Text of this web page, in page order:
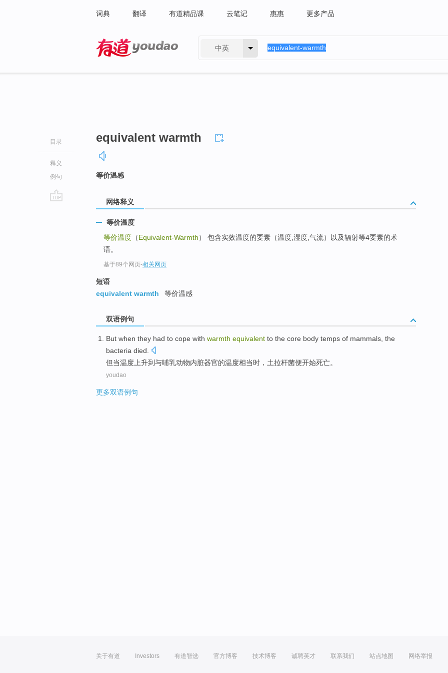
词典 翻译 有道精品课 云笔记 惠惠 更多产品
中英
目录
释义
例句
equivalent warmth
等价温感
网络释义
等价温度
等价温度 （Equivalent-Warmth） 包含实效温度的要素（温度,湿度,气流）以及辐射等4要素的术
语。
基于89个网页-相关网页
短语
equivalent warmth
等价温感
双语例句
But when they had to cope with warmth equivalent to the core body temps of mammals, the
bacteria died.
但当温度上升到与哺乳动物内脏器官的温度相当时，土拉杆菌便开始死亡。
youdao
更多双语例句
关于有道 Investors 有道智选 官方博客 技术博客 诚聘英才 联系我们 站点地图 网络举报